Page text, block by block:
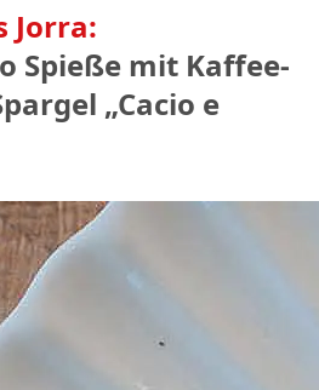
Jorra:
Spieße mit Kaffee-
„Cacio e